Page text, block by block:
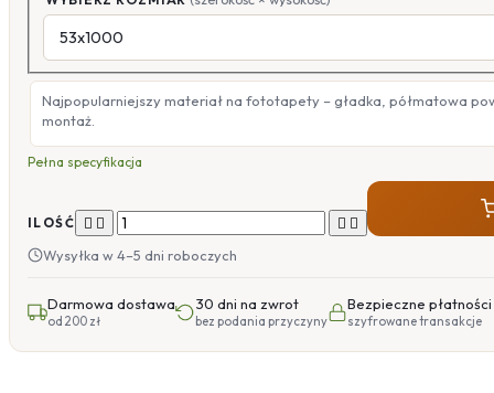
Najpopularniejszy materiał na fototapety – gładka, półmatowa
montaż.
Pełna specyfikacja
ILOŚĆ    
Wysyłka w 4–5 dni roboczych
Darmowa dostawa
od 200 zł
30 dni na zwrot
bez podania przyczyny
Bezpieczne płatności
szyfrowane transakcje